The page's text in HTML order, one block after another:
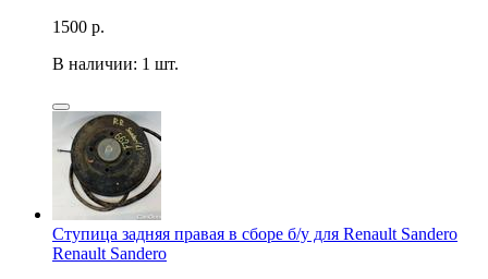
1500 р.
В наличии: 1 шт.
Ступица задняя правая в сборе б/у для Renault Sandero
Renault Sandero